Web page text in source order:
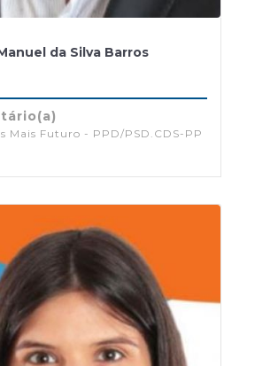
da Silva Barros
Mais Futuro - PPD/PSD.CDS-PP